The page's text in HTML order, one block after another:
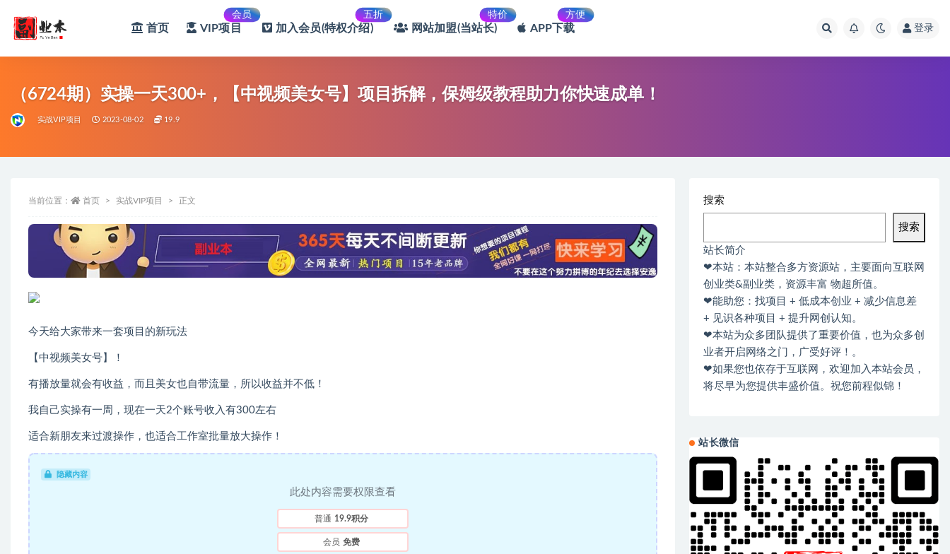
首页 VIP项目
会员
加入会员(特权介绍)
五折
网站加盟(当站长)
特价
APP下载
方便
登录
（6724期）实操一天300+，【中视频美女号】项目拆解，保姆级教程助力你快速成单！
实战VIP项目 2023-08-02 19.9
当前位置： 首页 实战VIP项目 正文
今天给大家带来一套项目的新玩法
【中视频美女号】！
有播放量就会有收益，而且美女也自带流量，所以收益并不低！
我自己实操有一周，现在一天2个账号收入有300左右
适合新朋友来过渡操作，也适合工作室批量放大操作！
隐藏内容
此处内容需要权限查看
普通 19.9积分
会员 免费
搜索
搜索
站长简介
❤本站：本站整合多方资源站，主要面向互联网
创业类&副业类，资源丰富 物超所值。
❤能助您：找项目 + 低成本创业 + 减少信息差
+ 见识各种项目 + 提升网创认知。
❤本站为众多团队提供了重要价值，也为众多创
业者开启网络之门，广受好评！。
❤如果您也依存于互联网，欢迎加入本站会员，
将尽早为您提供丰盛价值。祝您前程似锦！
站长微信